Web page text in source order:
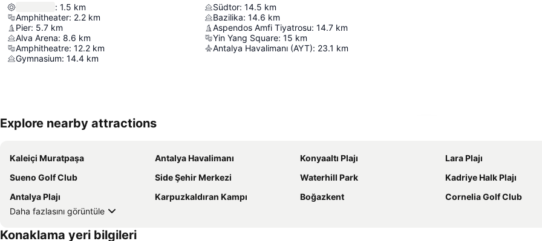
: 1.5 km
Amphitheater: 2.2 km
Pier: 5.7 km
Alva Arena: 8.6 km
Amphitheatre: 12.2 km
Gymnasium: 14.4 km
Südtor: 14.5 km
Bazilika: 14.6 km
Aspendos Amfi Tiyatrosu: 14.7 km
Yin Yang Square: 15 km
Antalya Havalimanı (AYT): 23.1 km
Explore nearby attractions
Kaleiçi Muratpaşa Antalya Havalimanı Konyaaltı Plajı
Lara Plajı
Sueno Golf Club
Side Şehir Merkezi Waterhill Park
Kadriye Halk Plajı
Antalya Plajı
Karpuzkaldıran Kampı Boğazkent
Cornelia Golf Club
Daha fazlasını görüntüle
Konaklama yeri bilgileri